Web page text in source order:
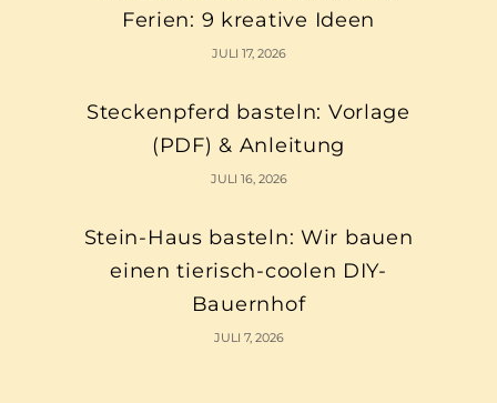
Ferien: 9 kreative Ideen
JULI 17, 2026
Steckenpferd basteln: Vorlage
(PDF) & Anleitung
JULI 16, 2026
Stein-Haus basteln: Wir bauen
einen tierisch-coolen DIY-
Bauernhof
JULI 7, 2026